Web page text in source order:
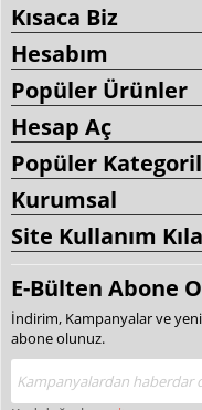
Kısaca Biz
Hesabım
Popüler Ürünler
Hesap Aç
Popüler
Kurumsal
Site Kullanım
E-Bülten Abone
İndirim, Kampanyalar ve
abone olunuz.